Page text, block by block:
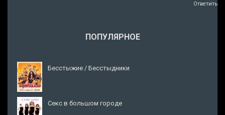
Ответить
ПОПУЛЯРНОЕ
Бесстыжие / Бесстыдники
Секс в большом городе